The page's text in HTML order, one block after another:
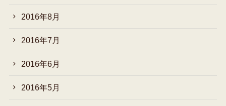
2016年8月
2016年7月
2016年6月
2016年5月